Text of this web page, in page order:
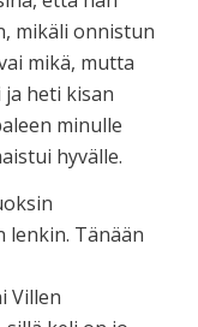
mikäli onnistun
mikä, mutta
heti kisan
minulle
hyvälle.
lenkin. Tänään
Villen